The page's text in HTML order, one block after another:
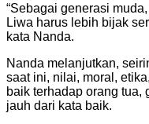
“Sebagai generasi
Liwa harus lebih bijak
kata Nanda.
Nanda melanjutkan,
saat ini, nilai, moral,
baik terhadap orang tua,
jauh dari kata baik.